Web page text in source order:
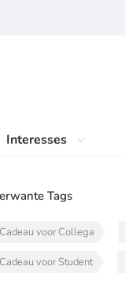
Interesses
Tags
Cadeau voor Collega
Cadeau voor Student